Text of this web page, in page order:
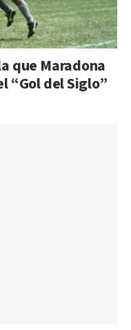
que Maradona
“Gol del Siglo”